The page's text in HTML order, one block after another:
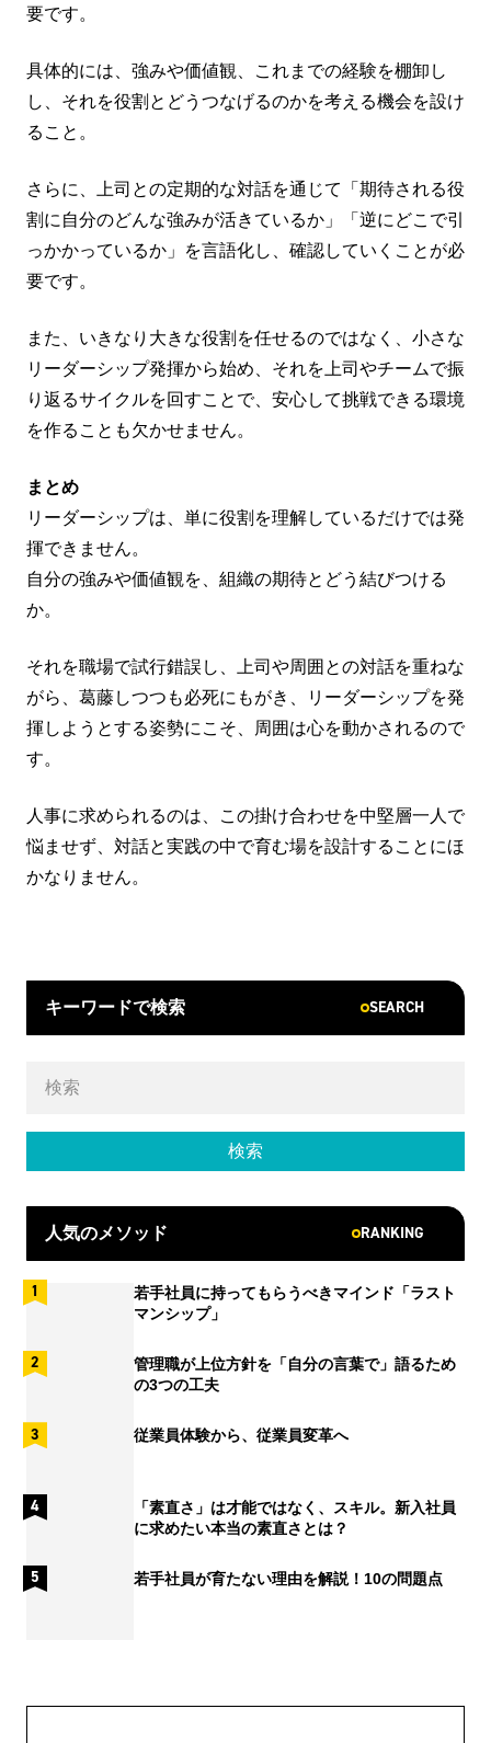
要です。
具体的には、強みや価値観、これまでの経験を棚卸し
し、それを役割とどうつなげるのかを考える機会を設け
ること。
さらに、上司との定期的な対話を通じて「期待される役
割に自分のどんな強みが活きているか」「逆にどこで引
っかかっているか」を言語化し、確認していくことが必
要です。
また、いきなり大きな役割を任せるのではなく、小さな
リーダーシップ発揮から始め、それを上司やチームで振
り返るサイクルを回すことで、安心して挑戦できる環境
を作ることも欠かせません。
まとめ
リーダーシップは、単に役割を理解しているだけでは発
揮できません。
自分の強みや価値観を、組織の期待とどう結びつける
か。
それを職場で試行錯誤し、上司や周囲との対話を重ねな
がら、葛藤しつつも必死にもがき、リーダーシップを発
揮しようとする姿勢にこそ、周囲は心を動かされるので
す。
人事に求められるのは、この掛け合わせを中堅層一人で
悩ませず、対話と実践の中で育む場を設計することにほ
かなりません。
キーワードで検索 SEARCH
人気のメソッド RANKING
若手社員に持ってもらうべきマインド「ラスト
マンシップ」
管理職が上位方針を「自分の言葉で」語るため
の3つの工夫
従業員体験から、従業員変革へ
「素直さ」は才能ではなく、スキル。新入社員
に求めたい本当の素直さとは？
若手社員が育たない理由を解説！10の問題点